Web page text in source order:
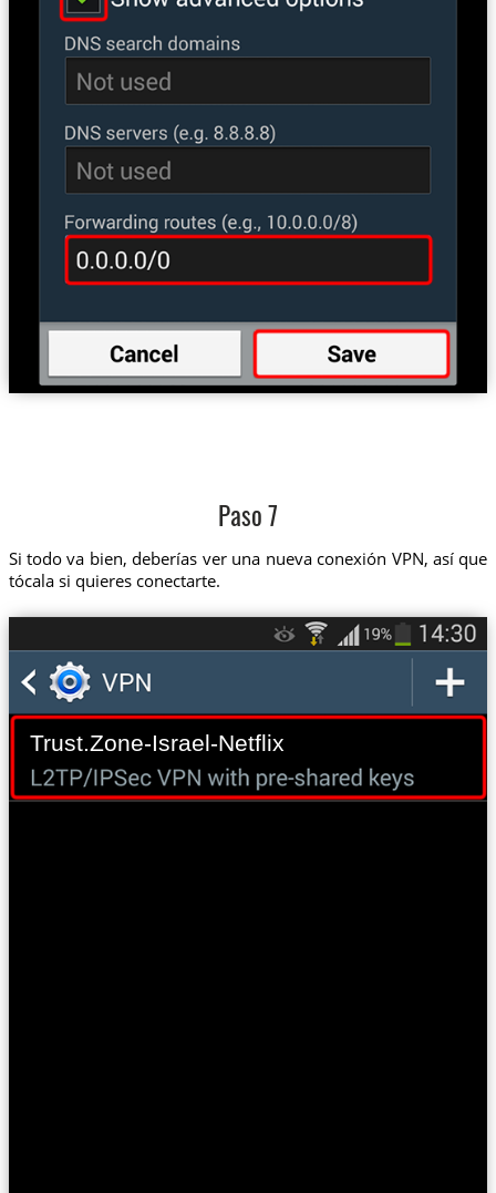
Paso 7
Si todo va bien, deberías ver una nueva conexión VPN, así que
tócala si quieres conectarte.
Trust.Zone-Israel-Netflix